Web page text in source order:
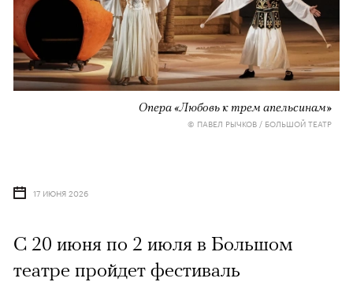
Опера «Любовь к трем апельсинам»
© ПАВЕЛ РЫЧКОВ / БОЛЬШОЙ ТЕАТР
17 ИЮНЯ 2026
С 20 июня по 2 июля в Большом
театре пройдет фестиваль